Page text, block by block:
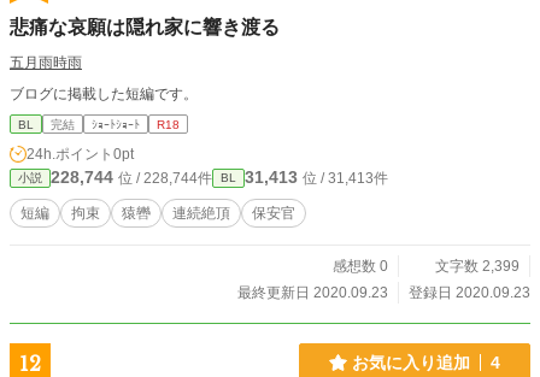
悲痛な哀願は隠れ家に響き渡る
五月雨時雨
ブログに掲載した短編です。
BL 完結 ｼｮｰﾄｼｮｰﾄ R18
24h.ポイント 0pt
小説 228,744 位 / 228,744件 BL 31,413 位 / 31,413件
短編 拘束 猿轡 連続絶頂 保安官
感想数 0
文字数 2,399
最終更新日 2020.09.23
登録日 2020.09.23
12 お気に入り追加 4